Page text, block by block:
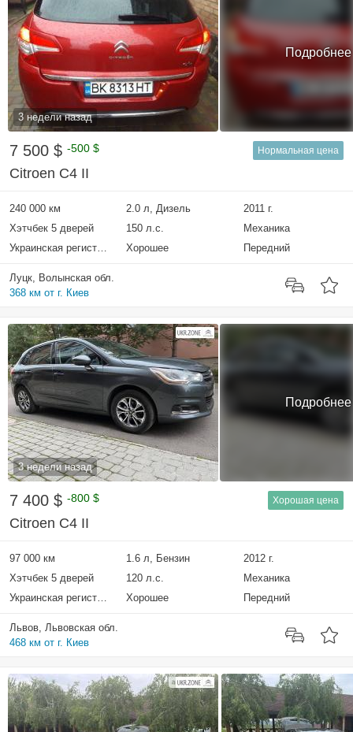
3 недели назад
Подробнее
7 500 $ -500 $ Нормальная цена
Citroen C4 II
240 000 км 2.0 л, Дизель
2011 г.
Хэтчбек 5 дверей
150 л.с.
Механика
Украинская регистрация
Хорошее Передний
Луцк, Волынская обл.
368 км от г. Киев
3 недели назад
Подробнее
7 400 $ -800 $ Хорошая цена
Citroen C4 II
97 000 км 1.6 л, Бензин
2012 г.
Хэтчбек 5 дверей
120 л.с.
Механика
Украинская регистрация
Хорошее Передний
Львов, Львовская обл.
468 км от г. Киев